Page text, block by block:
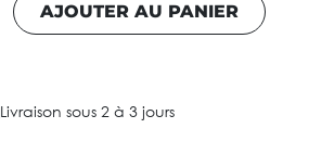
AJOUTER AU PANIER
Livraison sous 2 à 3 jours